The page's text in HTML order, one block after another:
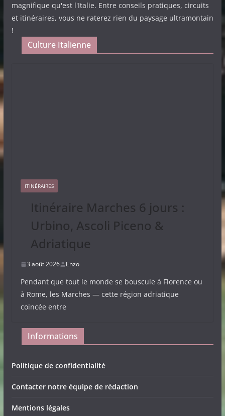
magnifique qu'est l'Italie. Entre conseils pratiques, circuits
et itinéraires, vous ne raterez rien du paysage ultramontain
!
Culture Italienne
ITINÉRAIRES
Itinéraire Marches 6 jours :
Urbino, Ascoli Piceno &
Adriatique
3 août 2026 Enzo
Pendant que tout le monde se bouscule à Florence ou
à Rome, les Marches — cette région adriatique
coincée entre
Informations
Politique de confidentialité
Contacter notre équipe de rédaction
Mentions légales